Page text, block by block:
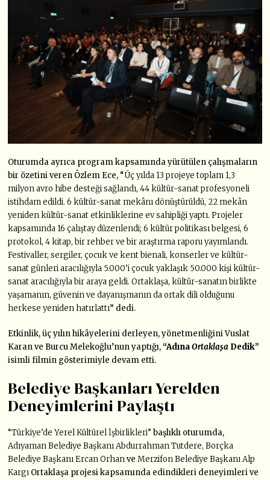
Oturumda ayrıca program kapsamında yürütülen çalışmaların
bir özetini veren Özlem Ece, “Üç yılda 13 projeye toplam 1,3
milyon avro hibe desteği sağlandı, 44 kültür-sanat profesyoneli
istihdam edildi. 6 kültür-sanat mekânı dönüştürüldü, 22 mekân
yeniden kültür-sanat etkinliklerine ev sahipliği yaptı. Projeler
kapsamında 16 çalıştay düzenlendi; 6 kültür politikası belgesi, 6
protokol, 4 kitap, bir rehber ve bir araştırma raporu yayımlandı.
Festivaller, sergiler, çocuk ve kent bienali, konserler ve kültür-
sanat günleri aracılığıyla 5.000’i çocuk yaklaşık 50.000 kişi kültür-
sanat aracılığıyla bir araya geldi. Ortaklaşa, kültür-sanatın birlikte
yaşamanın, güvenin ve dayanışmanın da ortak dili olduğunu
herkese yeniden hatırlattı” dedi.
Etkinlik, üç yılın hikâyelerini derleyen, yönetmenliğini Vuslat
Karan ve Burcu Melekoğlu’nun yaptığı,“AdınaOrtaklaşa Dedik”
isimli filmin gösterimiyle devam etti.
Belediye Başkanları Yerelden
Deneyimlerini Paylaştı
“Türkiye’de Yerel Kültürel İşbirlikleri” başlıklı oturumda,
Adıyaman Belediye Başkanı Abdurrahman Tutdere, Borçka
Belediye Başkanı Ercan OrhanveMerzifon Belediye Başkanı Alp
Kargı Ortaklaşa projesi kapsamında edindikleri deneyimleri ve